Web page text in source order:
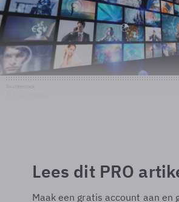
Lees dit PRO
Maak een gratis account aan en